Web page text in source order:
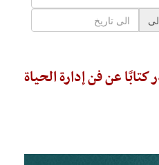
عن فن إدارة الحياة